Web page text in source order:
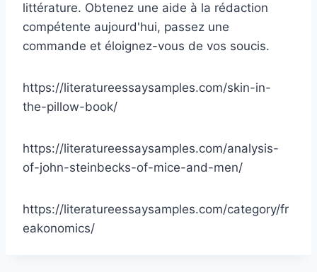
littérature. Obtenez une aide à la rédaction
compétente aujourd'hui, passez une
commande et éloignez-vous de vos soucis.
https://literatureessaysamples.com/skin-in-
the-pillow-book/
https://literatureessaysamples.com/analysis-
of-john-steinbecks-of-mice-and-men/
https://literatureessaysamples.com/category/fr
eakonomics/